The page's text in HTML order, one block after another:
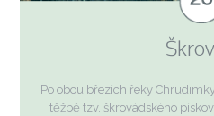
Po obou březích řeky
těžbě tzv. škrovádského